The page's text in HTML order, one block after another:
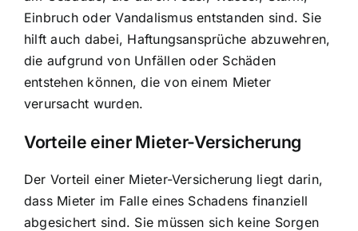
Einbruch oder Vandalismus entstanden sind. Sie
hilft auch dabei, Haftungsansprüche abzuwehren,
die aufgrund von Unfällen oder Schäden
entstehen können, die von einem Mieter
verursacht wurden.
Vorteile einer Mieter-Versicherung
Der Vorteil einer Mieter-Versicherung liegt darin,
dass Mieter im Falle eines Schadens finanziell
abgesichert sind. Sie müssen sich keine Sorgen